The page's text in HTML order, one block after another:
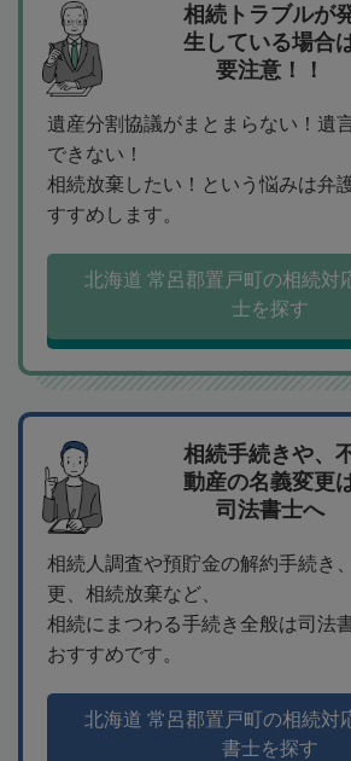
相続トラブルが
生している場合
要注意！！
遺産分割協議がまとまらない！遺
できない！
相続放棄したい！という悩みは弁
すすめします。
北海道 常呂郡置戸町の相続対
士を探す
相続手続きや、
動産の名義変更
司法書士へ
相続人調査や預貯金の解約手続き
更、相続放棄など、
相続にまつわる手続き全般は司法
おすすめです。
北海道 常呂郡置戸町の相続対
書士を探す